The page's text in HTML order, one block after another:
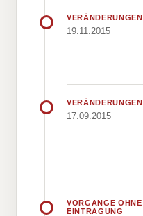
VERÄNDERUNGEN
19.11.2015
VERÄNDERUNGEN
17.09.2015
VORGÄNGE OHNE
EINTRAGUNG